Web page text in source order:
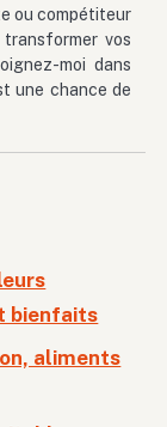
ou compétiteur
vos
moi dans
une chance de
bienfaits
aliments